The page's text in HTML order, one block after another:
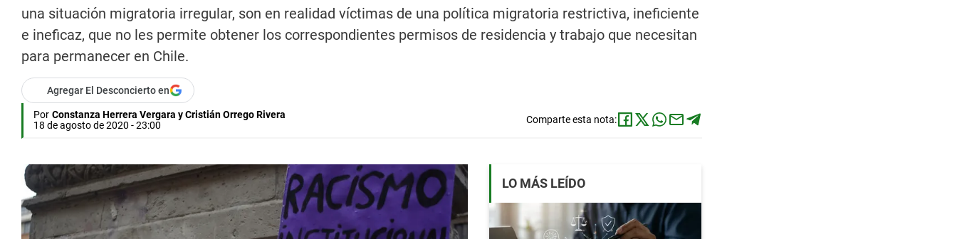
una situación migratoria irregular, son en realidad víctimas de una política migratoria restrictiva, ineficiente
e ineficaz, que no les permite obtener los correspondientes permisos de residencia y trabajo que necesitan
para permanecer en Chile.
Agregar El Desconcierto en
Por Constanza Herrera Vergara y Cristián Orrego Rivera
18 de agosto de 2020 - 23:00
Comparte esta nota:
LO MÁS LEÍDO